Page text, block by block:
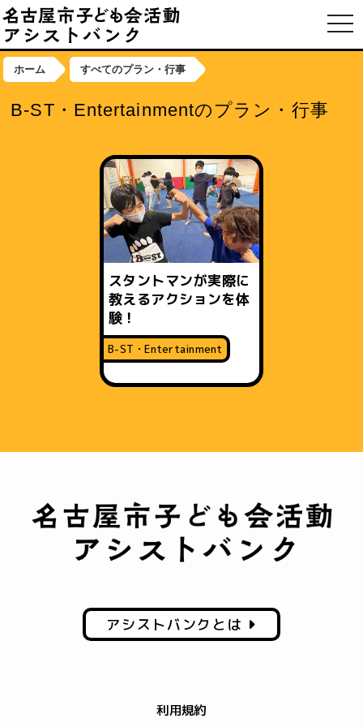
ホーム すべてのプラン・行事
B-ST・Entertainmentのプラン・行事
スタントマンが実際に
教えるアクションを体
験！
B-ST・Entertainment
アシストバンクとは
利用規約